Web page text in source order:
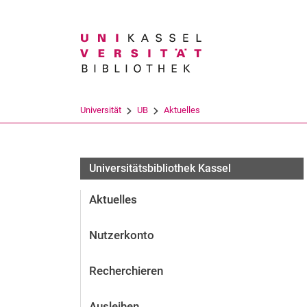
Universität UB Aktuelles
Universitätsbibliothek Kassel
Aktuelles
Nutzerkonto
Recherchieren